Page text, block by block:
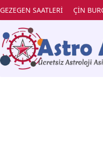
GEZEGEN SAATLERİ ÇİN